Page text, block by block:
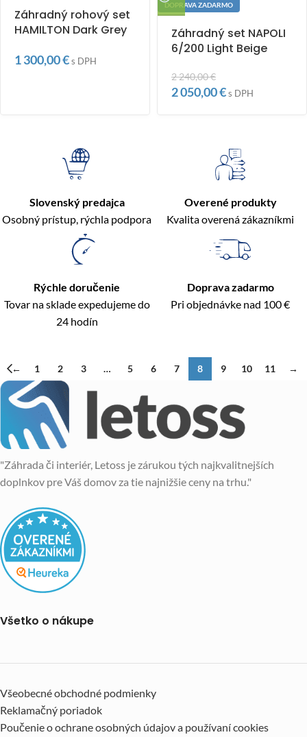
Záhradný rohový set
HAMILTON Dark Grey
1 300,00€s DPH
DOPRAVA ZADARMO
Záhradný set NAPOLI
6/200 Light Beige
2 240,00€
2 050,00€s DPH
Slovenský predajca
Osobný prístup, rýchla podpora
Overené produkty
Kvalita overená zákazníkmi
Rýchle doručenie
Tovar na sklade expedujeme do
24 hodín
Doprava zadarmo
Pri objednávke nad 100 €
← 1 2 3 … 5 6 7 8 9 10 11 →
"Záhrada či interiér, Letoss je zárukou tých najkvalitnejších
doplnkov pre Váš domov za tie najnižšie ceny na trhu."
Všetko o nákupe
Všeobecné obchodné podmienky
Reklamačný poriadok
Poučenie o ochrane osobných údajov a používaní cookies